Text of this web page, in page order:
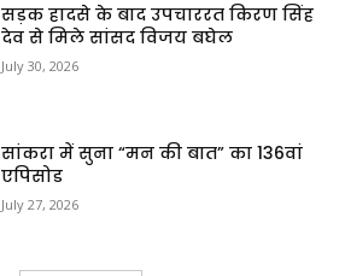
सड़क हादसे के बाद उपचाररत किरण सिंह
देव से मिले सांसद विजय बघेल
July 30, 2026
सांकरा में सुना “मन की बात” का 136वां
एपिसोड
July 27, 2026